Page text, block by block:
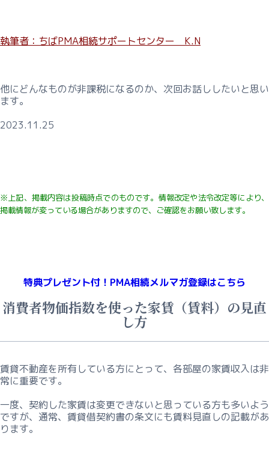
執筆者：ちばPMA相続サポートセンター K.N
他にどんなものが非課税になるのか、次回お話ししたいと思い
ます。
2023.11.25
※上記、掲載内容は投稿時点でのものです。 情報改定や法令改定等により、
掲載情報が変っている場合がありますので、ご確認をお願い致します。
特典プレゼント付！ PMA相続メルマガ登録はこちら
消費者物価指数を使った家賃（賃料）の見直
し方
賃貸不動産を所有している方にとって、各部屋の家賃収入は非
常に重要です。
一度、契約した家賃は変更できないと思っている方も多いよう
ですが、通常、賃貸借契約書の条文にも賃料見直しの記載があ
ります。